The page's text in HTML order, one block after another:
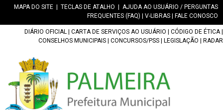
MAPA DO SITE TECLAS DE ATALHO
AJUDA AO USUÁRIO / PERGUNTAS
FREQUENTES (FAQ)
V-LIBRAS FALE CONOSCO
DIÁRIO OFICIAL CARTA DE SERVIÇOS AO USUÁRIO CÓDIGO DE ÉTICA|
CONSELHOS MUNICIPAIS
CONCURSOS/PSS LEGISLAÇÃO RADAR